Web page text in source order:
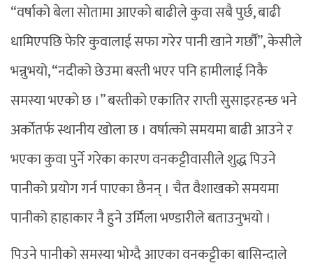
“वर्षाको बेला सोतामा आएको बाढीले कुवा सबै पुर्छ, बाढी
धामिएपछि फेरि कुवालाई सफा गरेर पानी खाने गर्छौं”, केसीले
भन्नुभयो, “नदीको छेउमा बस्ती भएर पनि हामीलाई निकै
समस्या भएको छ ।” बस्तीको एकातिर राप्ती सुसाइरहन्छ भने
अर्कोतर्फ स्थानीय खोला छ । वर्षात्को समयमा बाढी आउने र
भएका कुवा पुर्ने गरेका कारण वनकट्टीवासीले शुद्ध पिउने
पानीको प्रयोग गर्न पाएका छैनन् । चैत वैशाखको समयमा
पानीको हाहाकार नै हुने उर्मिला भण्डारीले बताउनुभयो ।
पिउने पानीको समस्या भोग्दै आएका वनकट्टीका बासिन्दाले